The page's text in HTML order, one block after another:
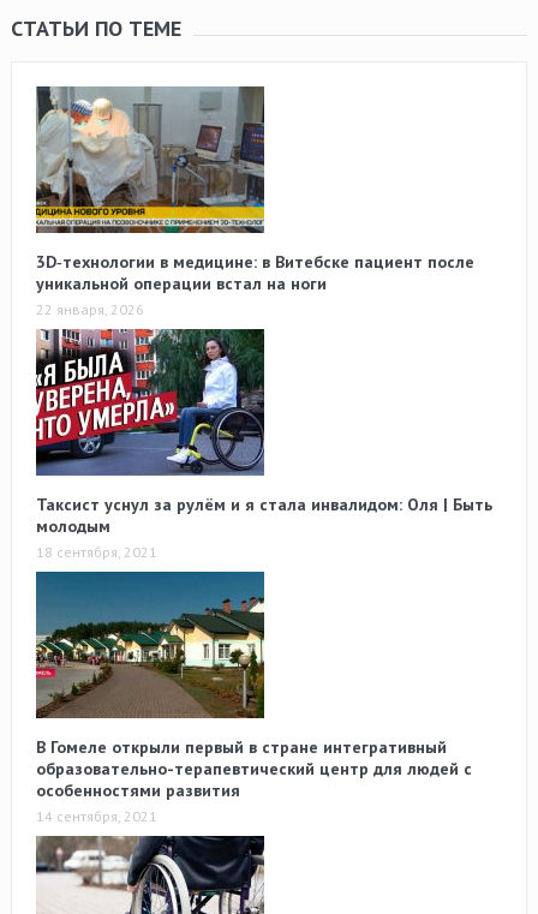
СТАТЬИ ПО ТЕМЕ
3D‑технологии в медицине: в Витебске пациент после
уникальной операции встал на ноги
22 января, 2026
Таксист уснул за рулём и я стала инвалидом: Оля | Быть
молодым
18 сентября, 2021
В Гомеле открыли первый в стране интегративный
образовательно-терапевтический центр для людей с
особенностями развития
14 сентября, 2021